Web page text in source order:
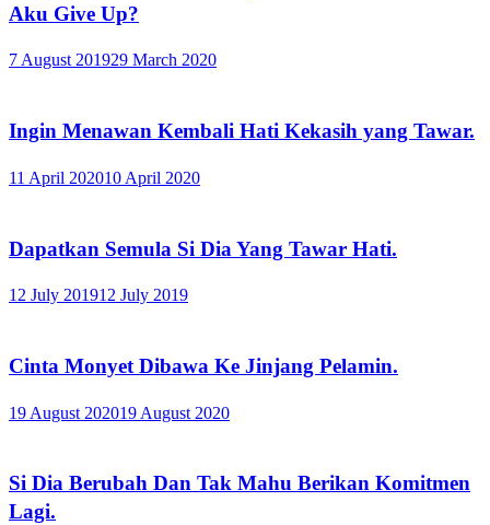
Aku Give Up?
7 August 201929 March 2020
Ingin Menawan Kembali Hati Kekasih yang Tawar.
11 April 202010 April 2020
Dapatkan Semula Si Dia Yang Tawar Hati.
12 July 201912 July 2019
Cinta Monyet Dibawa Ke Jinjang Pelamin.
19 August 202019 August 2020
Si Dia Berubah Dan Tak Mahu Berikan Komitmen
Lagi.